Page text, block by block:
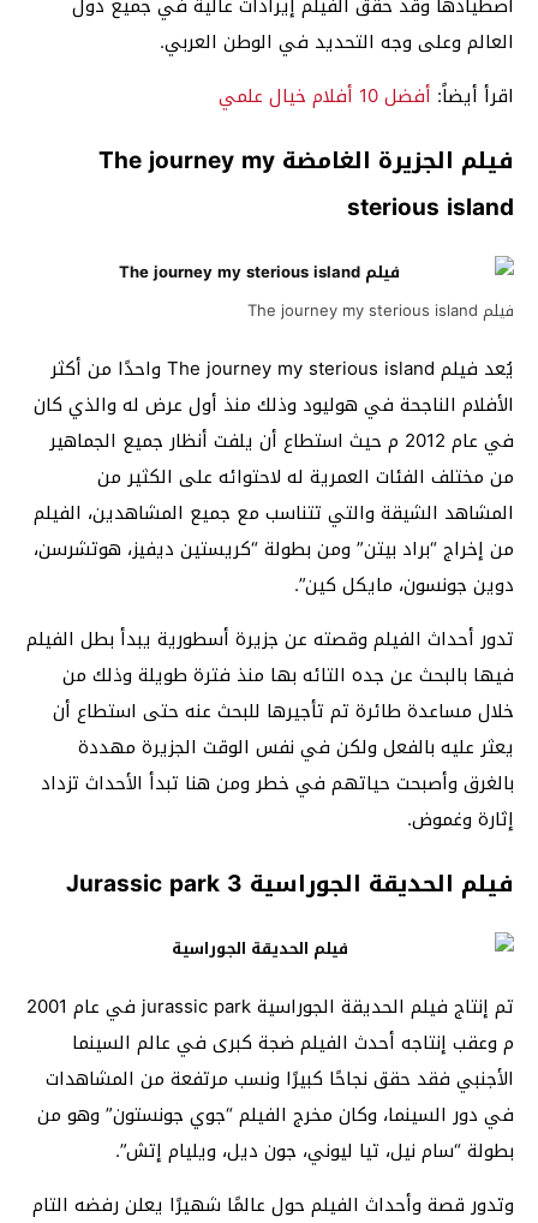
العالم وعلى وجه التحديد في الوطن العربي.
اقرأ أيضاً: أفضل 10 أفلام خيال علمي
فيلم الجزيرة الغامضة The journey my
sterious island
فيلم The journey my sterious island
يُعد فيلم The journey my sterious island واحدًا من أكثر
الأفلام الناجحة في هوليود وذلك منذ أول عرض له والذي كان
في عام 2012 م حيث استطاع أن يلفت أنظار جميع الجماهير
من مختلف الفئات العمرية له لاحتوائه على الكثير من
المشاهد الشيقة والتي تتناسب مع جميع المشاهدين، الفيلم
من إخراج “براد بيتن” ومن بطولة “كريستين ديفيز، هوتشرسن،
دوين جونسون، مايكل كين”.
تدور أحداث الفيلم وقصته عن جزيرة أسطورية يبدأ بطل الفيلم
فيها بالبحث عن جده التائه بها منذ فترة طويلة وذلك من
خلال مساعدة طائرة تم تأجيرها للبحث عنه حتى استطاع أن
يعثر عليه بالفعل ولكن في نفس الوقت الجزيرة مهددة
بالغرق وأصبحت حياتهم في خطر ومن هنا تبدأ الأحداث تزداد
إثارة وغموض.
فيلم الحديقة الجوراسية Jurassic park 3
تم إنتاج فيلم الحديقة الجوراسية jurassic park في عام 2001
م وعقب إنتاجه أحدث الفيلم ضجة كبرى في عالم السينما
الأجنبي فقد حقق نجاحًا كبيرًا ونسب مرتفعة من المشاهدات
في دور السينما، وكان مخرج الفيلم “جوي جونستون” وهو من
بطولة “سام نيل، تيا ليوني، جون ديل، ويليام إتش”.
وتدور قصة وأحداث الفيلم حول عالمًا شهيرًا يعلن رفضه التام